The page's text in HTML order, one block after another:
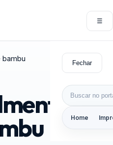
☰
Fechar
Buscar por:
Home
bambu